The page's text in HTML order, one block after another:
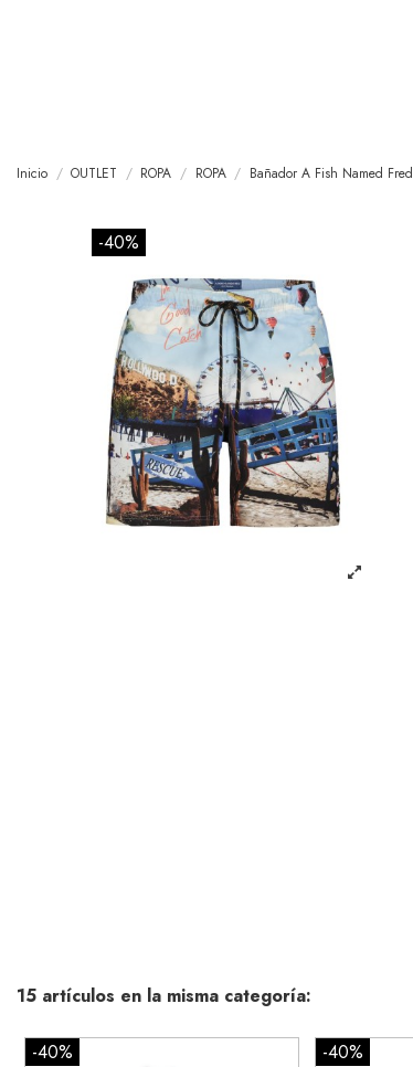
Inicio OUTLET ROPA ROPA Bañador A Fish Named Fred
-40%
15 artículos en la misma categoría:
-40% -40%